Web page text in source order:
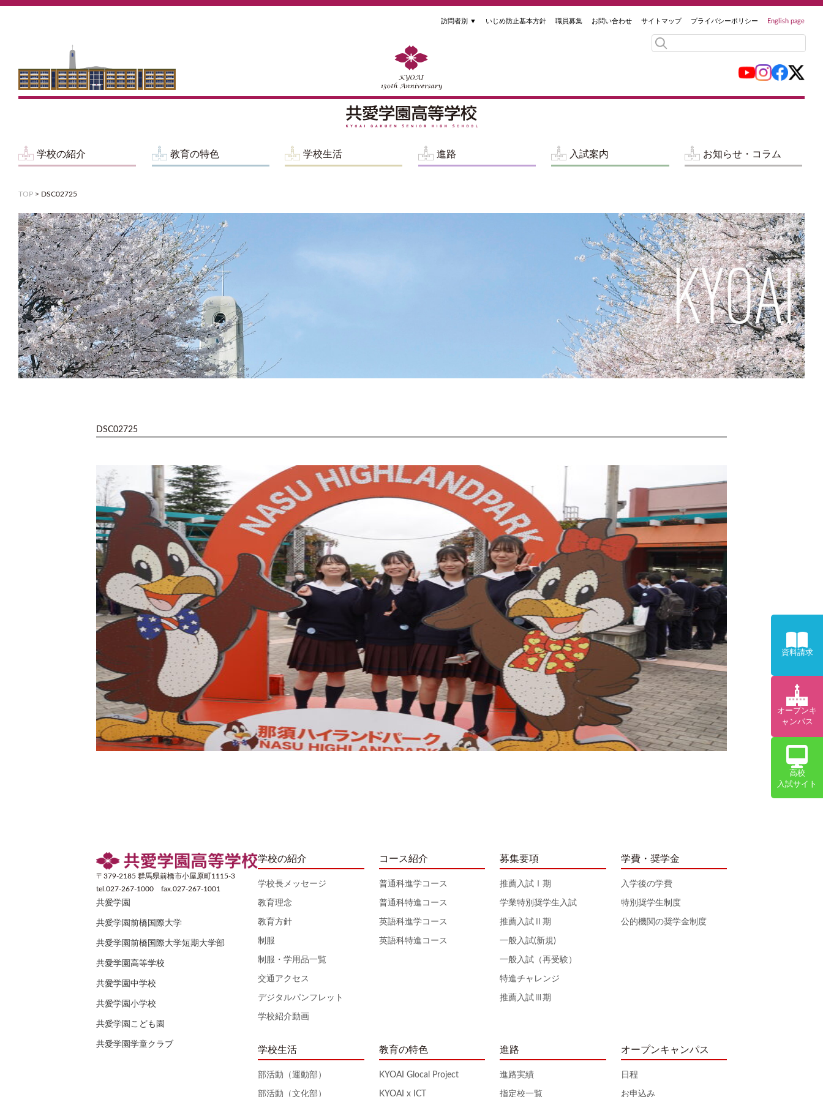
訪問者別 ▼ いじめ防止基本方針 職員募集 お問い合わせ サイトマップ プライバシーポリシー English page
学校の紹介 教育の特色 学校生活 進路 入試案内 お知らせ・コラム
TOP > DSC02725
DSC02725
〒379-2185 群馬県前橋市小屋原町1115-3
tel.027-267-1000 fax.027-267-1001
共愛学園
共愛学園前橋国際大学
共愛学園前橋国際大学短期大学部
共愛学園高等学校
共愛学園中学校
共愛学園小学校
共愛学園こども園
共愛学園学童クラブ
学校の紹介
学校長メッセージ
教育理念
教育方針
制服
制服・学用品一覧
交通アクセス
デジタルパンフレット
学校紹介動画
学校生活
部活動（運動部）
部活動（文化部）
コース紹介
普通科進学コース
普通科特進コース
英語科進学コース
英語科特進コース
教育の特色
KYOAI Glocal Project
KYOAI x ICT
募集要項
推薦入試Ⅰ期
学業特別奨学生入試
推薦入試Ⅱ期
一般入試(新規)
一般入試（再受験）
特進チャレンジ
推薦入試Ⅲ期
進路
進路実績
指定校一覧
学費・奨学金
入学後の学費
特別奨学生制度
公的機関の奨学金制度
オープンキャンパス
日程
お申込み
資料請求
オープンキ
ャンパス
高校
入試サイト